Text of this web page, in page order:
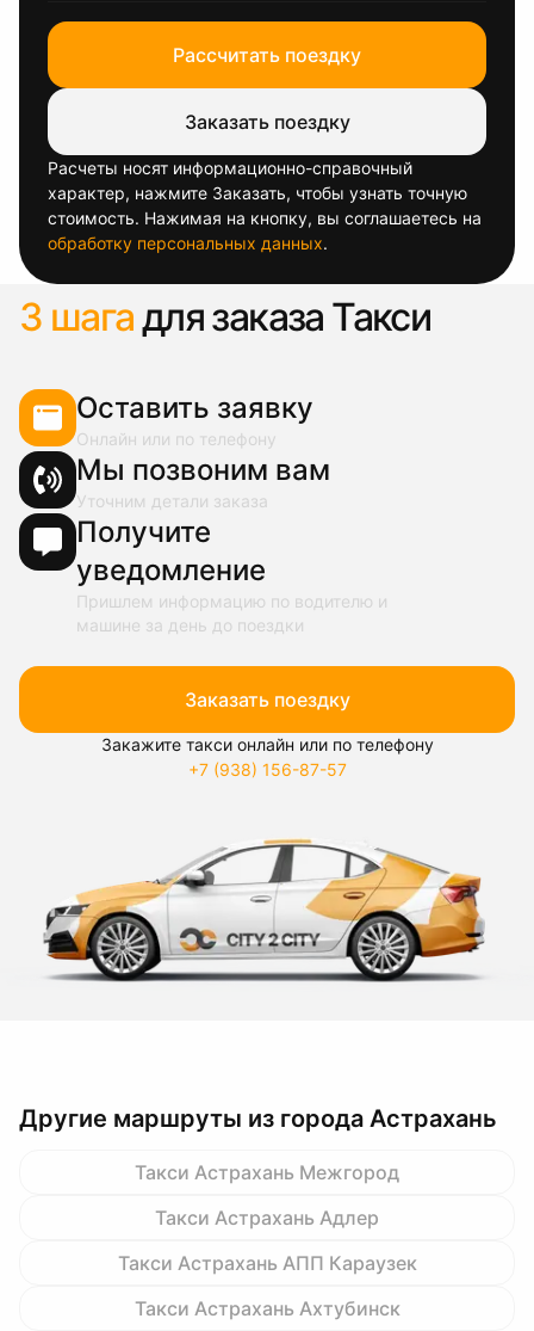
Рассчитать поездку
Заказать поездку
Расчеты носят информационно-справочный
характер, нажмите Заказать, чтобы узнать точную
стоимость. Нажимая на кнопку, вы соглашаетесь на
обработку персональных данных.
3 шагадля заказа Такси
Оставить заявку
Онлайн или по телефону
Мы позвоним вам
Уточним детали заказа
Получите
уведомление
Пришлем информацию по водителю и
машине за день до поездки
Заказать поездку
Закажите такси онлайн или по телефону
+7 (938) 156-87-57
Другие маршруты из города Астрахань
Такси Астрахань Межгород
Такси Астрахань Адлер
Такси Астрахань АПП Караузек
Такси Астрахань Ахтубинск